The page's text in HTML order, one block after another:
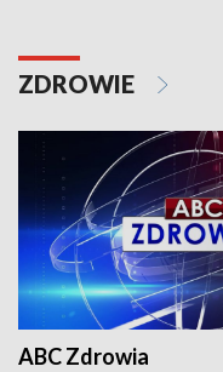
ZDROWIE
ABC Zdrowia